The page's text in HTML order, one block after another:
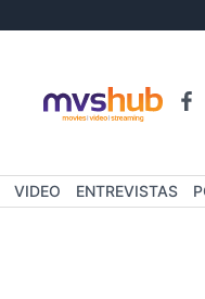
VIDEO ENTREVISTAS